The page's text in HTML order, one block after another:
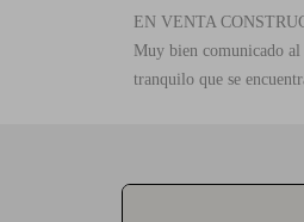
EN VENTA
Muy bien comunicado
tranquilo que se